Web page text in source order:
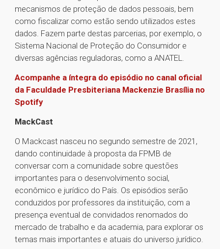
mecanismos de proteção de dados pessoais, bem
como fiscalizar como estão sendo utilizados estes
dados. Fazem parte destas parcerias, por exemplo, o
Sistema Nacional de Proteção do Consumidor e
diversas agências reguladoras, como a ANATEL.
Acompanhe a íntegra do episódio no canal oficial
da Faculdade Presbiteriana Mackenzie Brasília no
Spotify
MackCast
O Mackcast nasceu no segundo semestre de 2021,
dando continuidade à proposta da FPMB de
conversar com a comunidade sobre questões
importantes para o desenvolvimento social,
econômico e jurídico do País. Os episódios serão
conduzidos por professores da instituição, com a
presença eventual de convidados renomados do
mercado de trabalho e da academia, para explorar os
temas mais importantes e atuais do universo jurídico.